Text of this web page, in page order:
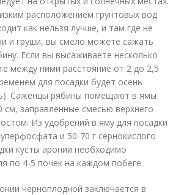
расположением грунтовых вод
как нельзя лучше, и там где не
и груши, вы смело можете сажать
Если вы высаживаете несколько
между ними расстояние от 2 до 2,5
для посадки будет осень
Саженцы рябины помещают в ямы
см, заправленные смесью верхнего
Из удобрений в яму для посадки
и 50-70 г сернокислого
кусты аронии необходимо
по 4-5 почек на каждом побеге.
черноплодной заключается в